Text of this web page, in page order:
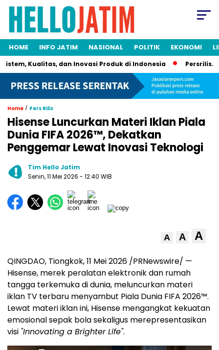
HOME INFO JATIM NASIONAL POLITIK EKONOMI
Kualitas, dan Inovasi Produk di Indonesia Persrilis.com
Home / Pers Rilis
Hisense Luncurkan Materi Iklan Piala
Dunia FIFA 2026™, Dekatkan
Penggemar Lewat Inovasi Teknologi
Tim Hello Jatim
Senin, 11 Mei 2026 - 12:40 WIB
A A A
QINGDAO, Tiongkok, 11 Mei 2026 /PRNewswire/ —
Hisense, merek peralatan elektronik dan rumah
tangga terkemuka di dunia, meluncurkan materi
iklan TV terbaru menyambut Piala Dunia FIFA 2026™.
Lewat materi iklan ini, Hisense mengangkat kekuatan
emosional sepak bola sekaligus merepresentasikan
visi "Innovating a Brighter Life".